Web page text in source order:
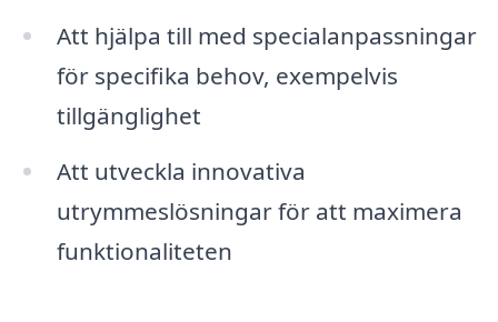
Att hjälpa till med specialanpassningar
för specifika behov, exempelvis
tillgänglighet
Att utveckla innovativa
utrymmeslösningar för att maximera
funktionaliteten